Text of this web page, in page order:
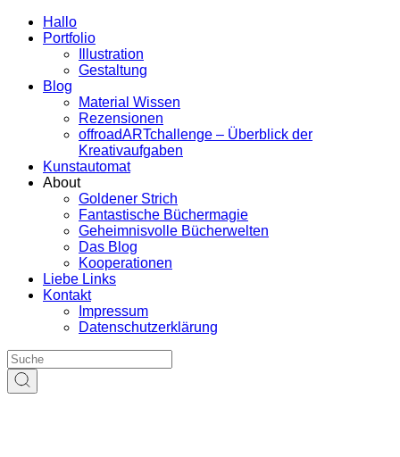
Hallo
Portfolio
Illustration
Gestaltung
Blog
Material Wissen
Rezensionen
offroadARTchallenge – Überblick der
Kreativaufgaben
Kunstautomat
About
Goldener Strich
Fantastische Büchermagie
Geheimnisvolle Bücherwelten
Das Blog
Kooperationen
Liebe Links
Kontakt
Impressum
Datenschutzerklärung